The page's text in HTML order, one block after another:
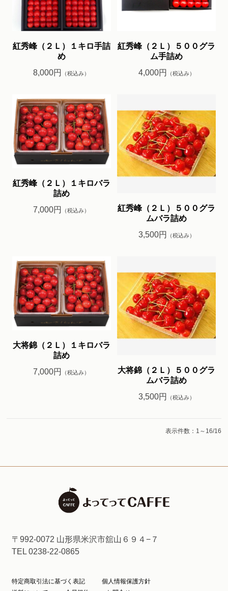
紅秀峰（２Ｌ）１キロ手詰
め
8,000円
（税込み）
紅秀峰（２Ｌ）５００グラ
ム手詰め
4,000円
（税込み）
紅秀峰（２Ｌ）１キロバラ
詰め
7,000円
（税込み）
紅秀峰（２Ｌ）５００グラ
ムバラ詰め
3,500円
（税込み）
大将錦（２Ｌ）１キロバラ
詰め
7,000円
（税込み）
大将錦（２Ｌ）５００グラ
ムバラ詰め
3,500円
（税込み）
表示件数：1～16/16
〒992-0072 山形県米沢市舘山６９４−７
TEL 0238-22-0865
特定商取引法に基づく表記
個人情報保護方針